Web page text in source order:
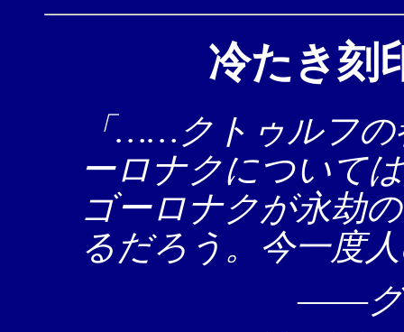
冷たき刻
「……クトゥルフ
ーロナクについて
ゴーロナクが永劫
るだろう。今一度
――グ